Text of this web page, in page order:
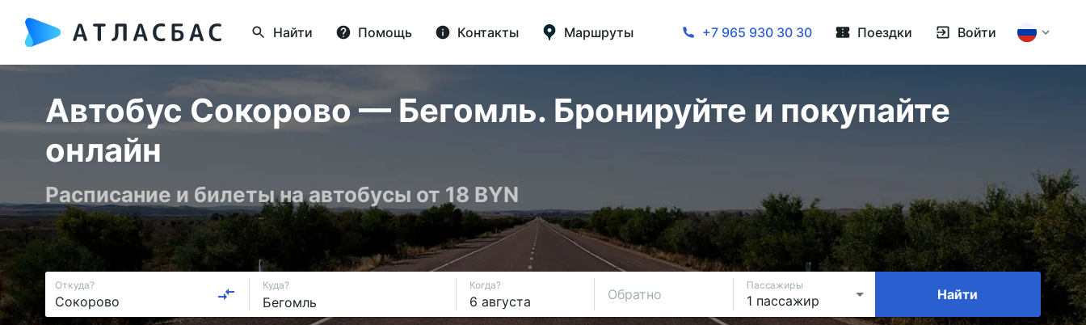
Найти Помощь Контакты Маршруты +7 965 930 30 30 Поездки Войти
Автобус Сокорово — Бегомль. Бронируйте и покупайте
онлайн
Расписание и билеты на автобусы от 18 BYN
Откуда? Куда? Когда?
Обратно
Пассажиры
Найти